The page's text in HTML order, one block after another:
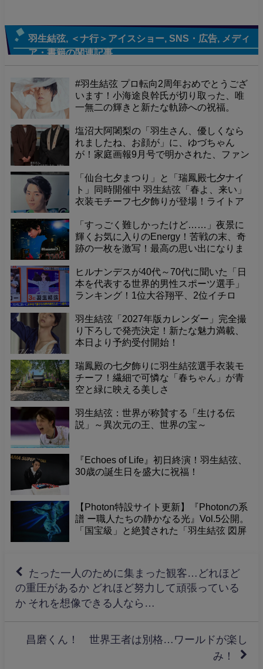
羽生結弦 ＜ナ行＞アイスショー SNS・広告
メディ
ア・書籍の関連記事
#羽生結弦 プロ転向2周年おめでとうござ
います！小海途良幹氏が切り取った、唯
一無二の輝きと新たな軌跡への祝福。
塩沼大阿闍梨の「羽生さん、優しくなら
れましたね、お顔が」に、ゆづちゃん
が！家庭画報9月号で明かされた、ファン
「仙台七夕まつり」と「瑞鳳殿七夕ナイ
ト」同時開催中 羽生結弦「春よ、来い」
衣装モチーフ七夕飾りが登場！ライトア
「すっごく難しかったけど……」夜景に
輝くお気に入りのEnergy！苦戦の末、奇
跡の一枚を激写！最高の思い出になりま
ヒルナンデスが40代～70代に聞いた「日
本を代表する世界的男性スポーツ選手」
ランキング！1位大谷翔平、2位イチロ
羽生結弦「2027年版カレンダー」完全撮
り下ろしで発売決定！新たな魅力満載、
本日より予約受付開始！
瑞鳳殿の七夕飾りに羽生結弦選手衣装モ
チーフ！繊細で可憐な「春ちゃん」が青
空と緑に映える美しさ
羽生結弦：世界が称賛する「生ける伝
説」～異次元の王、世界の宝～
『Echoes of Life』初日終演！羽生結弦、
30歳の誕生日を盛大に祝福！
【Photon特設サイト更新】『Photonの系
譜 ー職人たちの静かなる光』Vol.5公開。
「国宝級」と絶賛された「羽生結弦 図屏
たった一人のために集まった観客…どれほど
の重圧があるか どれほど努力して頑張っている
か それを想像できる人なら…
昌磨くん！ 世界王者は別格…ワールドが楽し
み！